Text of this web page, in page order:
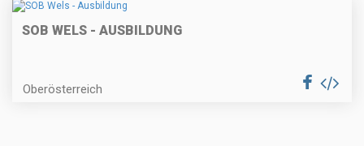
SOB WELS - AUSBILDUNG
Oberösterreich